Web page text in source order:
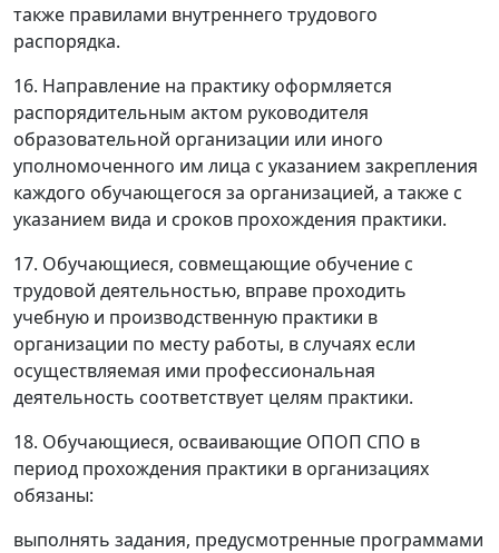
также правилами внутреннего трудового
распорядка.
16. Направление на практику оформляется
распорядительным актом руководителя
образовательной организации или иного
уполномоченного им лица с указанием закрепления
каждого обучающегося за организацией, а также с
указанием вида и сроков прохождения практики.
17. Обучающиеся, совмещающие обучение с
трудовой деятельностью, вправе проходить
учебную и производственную практики в
организации по месту работы, в случаях если
осуществляемая ими профессиональная
деятельность соответствует целям практики.
18. Обучающиеся, осваивающие ОПОП СПО в
период прохождения практики в организациях
обязаны:
выполнять задания, предусмотренные программами